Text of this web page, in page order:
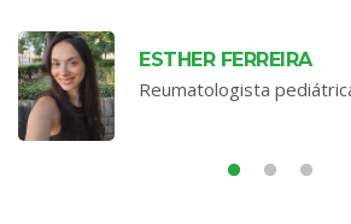
ESTHER FERREIRA
Reumatologista